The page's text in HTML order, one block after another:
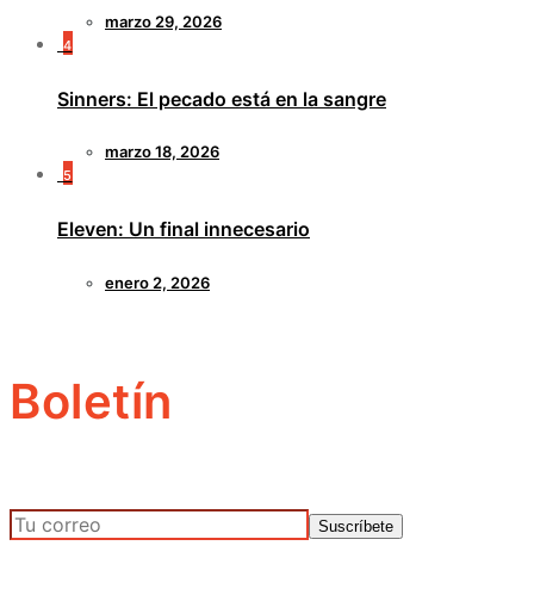
marzo 29, 2026
4
Sinners: El pecado está en la sangre
marzo 18, 2026
5
Eleven: Un final innecesario
enero 2, 2026
Boletín